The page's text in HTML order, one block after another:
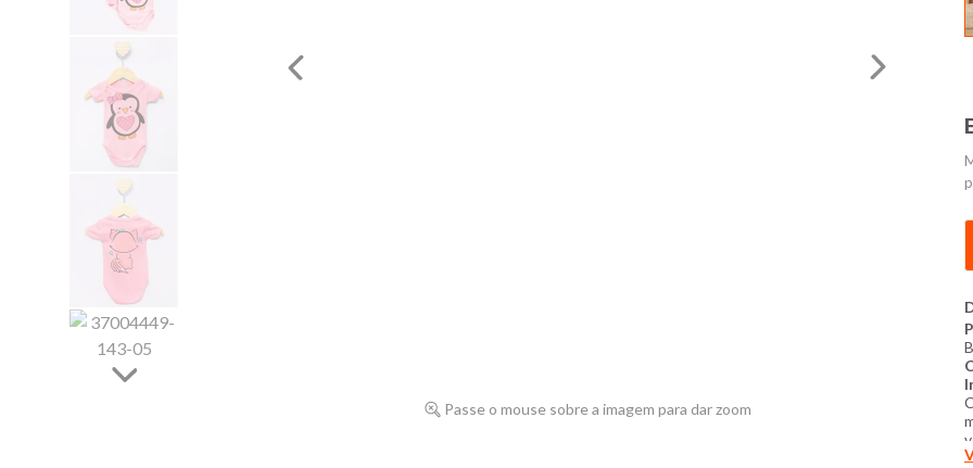
Passe o mouse sobre a imagem para dar zoom